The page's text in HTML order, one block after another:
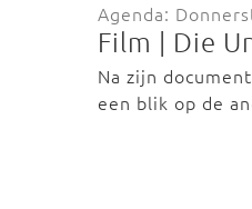
Agenda:
Film | Die
Na zijn
een blik op de